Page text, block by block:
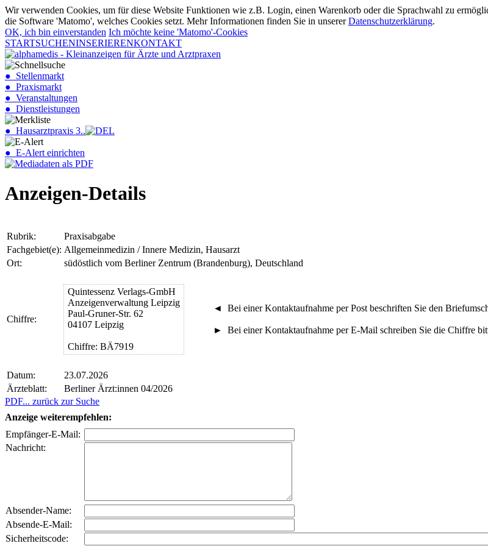
Wir verwenden Cookies, um für diese Website Funktionen wie z.B. Login, einen Warenkorb oder die Sprachwahl zu
die Software 'Matomo', welches Cookies setzt. Mehr Informationen finden Sie in unsererDatenschutzerklärung.
OK, ich bin einverstanden Ich möchte keine 'Matomo'-Cookies
STARTSUCHENINSERIERENKONTAKT
● Stellenmarkt
● Praxismarkt
● Veranstaltungen
● Dienstleistungen
● Hausarztpraxis 3..
● E-Alert einrichten
Anzeigen-Details
Rubrik:
Praxisabgabe
Fachgebiet(e): Allgemeinmedizin / Innere Medizin, Hausarzt
Ort:
südöstlich vom Berliner Zentrum (Brandenburg), Deutschland
Chiffre:
Quintessenz Verlags-GmbH
Anzeigenverwaltung Leipzig
Paul-Gruner-Str. 62
04107 Leipzig
Chiffre: BÄ7919
◄ Bei einer Kontaktaufnahme per Post beschriften Sie den
► Bei einer Kontaktaufnahme per E-Mail schreiben Sie die Chiffre
Datum:
23.07.2026
Ärzteblatt:
Berliner Ärzt:innen 04/2026
PDF... zurück zur Suche
Anzeige weiterempfehlen:
Empfänger-E-Mail:
Nachricht:
Absender-Name:
Absende-E-Mail:
Sicherheitscode: